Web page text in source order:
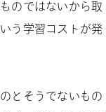
のではないから取
う学習コストが発
とそうでないもの